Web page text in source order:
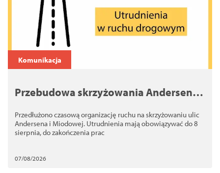
Komunikacja
Przebudowa skrzyżowania Andersena i
Przedłużono czasową organizację ruchu na skrzyżowaniu ulic
Andersena i Miodowej. Utrudnienia mają obowiązywać do 8
sierpnia, do zakończenia prac
07/08/2026